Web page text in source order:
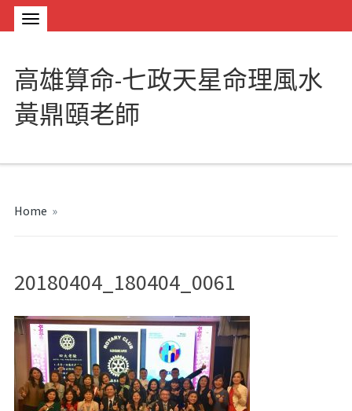
高雄算命-七政天星命理風水
黃鼎頤老師
Home »
20180404_180404_0061